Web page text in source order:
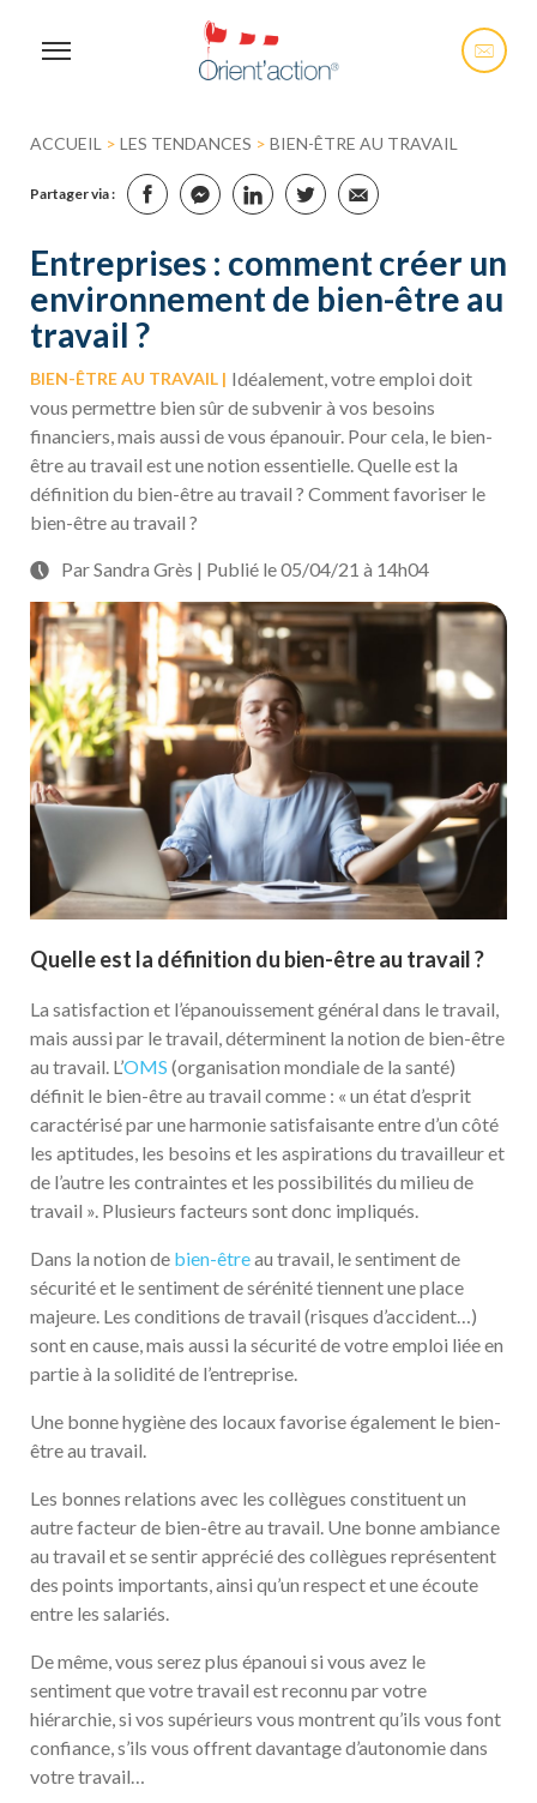
ACCUEIL > LES TENDANCES > BIEN-ÊTRE AU TRAVAIL
Partager via :
Entreprises : comment créer un
environnement de bien-être au
travail ?
BIEN-ÊTRE AU TRAVAIL
Idéalement, votre emploi doit
vous permettre bien sûr de subvenir à vos besoins
financiers, mais aussi de vous épanouir. Pour cela, le bien-
être au travail est une notion essentielle. Quelle est la
définition du bien-être au travail ? Comment favoriser le
bien-être au travail ?
Par Sandra Grès | Publié le 05/04/21 à 14h04
Quelle est la définition du bien-être au travail ?
La satisfaction et l’épanouissement général dans le travail,
mais aussi par le travail, déterminent la notion de bien-être
au travail. L’OMS (organisation mondiale de la santé)
définit le bien-être au travail comme : « un état d’esprit
caractérisé par une harmonie satisfaisante entre d’un côté
les aptitudes, les besoins et les aspirations du travailleur et
de l’autre les contraintes et les possibilités du milieu de
travail ». Plusieurs facteurs sont donc impliqués.
Dans la notion de bien-êtreau travail, le sentiment de
sécurité et le sentiment de sérénité tiennent une place
majeure. Les conditions de travail (risques d’accident…)
sont en cause, mais aussi la sécurité de votre emploi liée en
partie à la solidité de l’entreprise.
Une bonne hygiène des locaux favorise également le bien-
être au travail.
Les bonnes relations avec les collègues constituent un
autre facteur de bien-être au travail. Une bonne ambiance
au travail et se sentir apprécié des collègues représentent
des points importants, ainsi qu’un respect et une écoute
entre les salariés.
De même, vous serez plus épanoui si vous avez le
sentiment que votre travail est reconnu par votre
hiérarchie, si vos supérieurs vous montrent qu’ils vous font
confiance, s’ils vous offrent davantage d’autonomie dans
votre travail…